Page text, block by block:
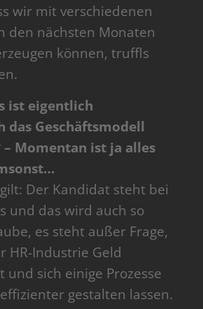
wir mit verschiedenen
den nächsten Monaten
können, truffls
ist eigentlich
das Geschäftsmodell
Momentan ist ja alles
Der Kandidat steht bei
und das wird auch so
es steht außer Frage,
HR-Industrie Geld
und sich einige Prozesse
gestalten lassen.